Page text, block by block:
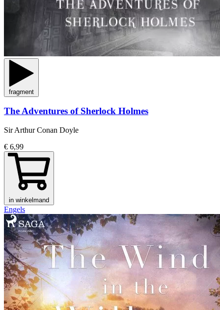
fragment
The Adventures of Sherlock Holmes
Sir Arthur Conan Doyle
€ 6,99
in winkelmand
Engels